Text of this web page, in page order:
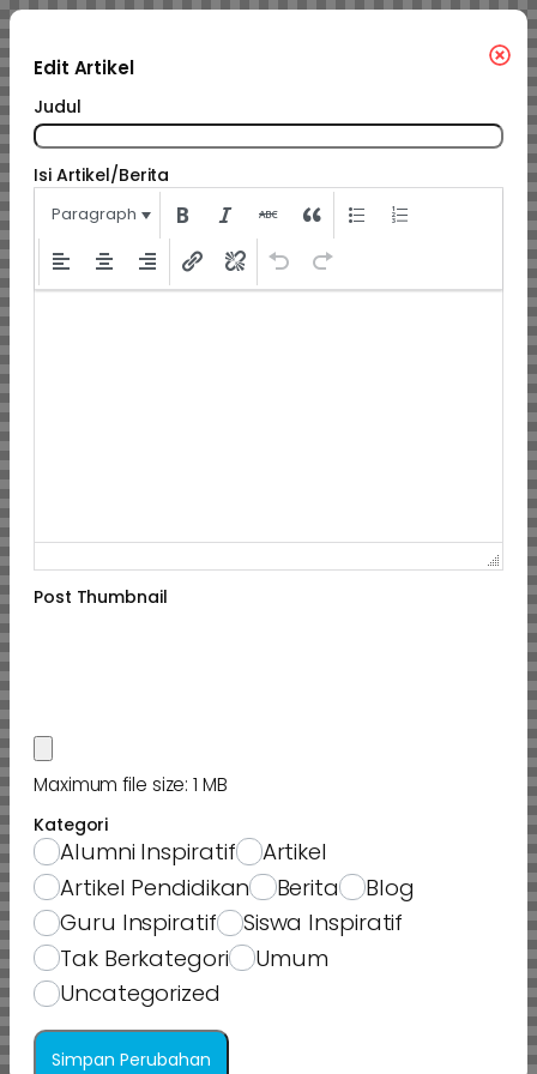
Edit Artikel
Judul
Isi Artikel/Berita
Paragraph
Post Thumbnail
Maximum file size: 1 MB
Kategori
Alumni Inspiratif
Artikel
Artikel Pendidikan
Berita
Blog
Guru Inspiratif
Siswa Inspiratif
Tak Berkategori
Umum
Uncategorized
Simpan Perubahan